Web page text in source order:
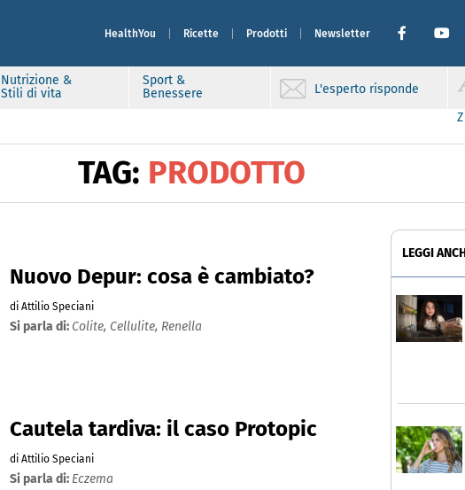
HealthYou Ricette Prodotti Newsletter
Nutrizione &
Stili di vita
Sport &
Benessere
L'esperto risponde
Z
TAG: PRODOTTO
Nuovo Depur: cosa è cambiato?
di Attilio Speciani
Si parla di: Colite, Cellulite, Renella
Cautela tardiva: il caso Protopic
di Attilio Speciani
Si parla di: Eczema
LEGGI